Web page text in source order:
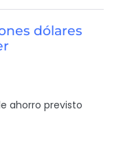
dólares
ahorro previsto